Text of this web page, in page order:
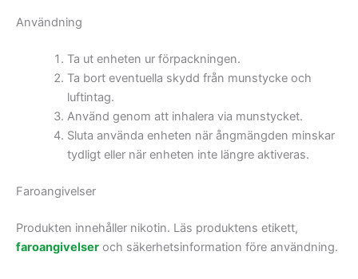
Användning
Ta ut enheten ur förpackningen.
Ta bort eventuella skydd från munstycke och
luftintag.
Använd genom att inhalera via munstycket.
Sluta använda enheten när ångmängden minskar
tydligt eller när enheten inte längre aktiveras.
Faroangivelser
Produkten innehåller nikotin. Läs produktens etikett,
faroangivelser och säkerhetsinformation före användning.